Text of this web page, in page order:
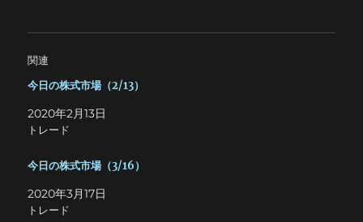
関連
今日の株式市場（2/13）
2020年2月13日
トレード
今日の株式市場（3/16）
2020年3月17日
トレード